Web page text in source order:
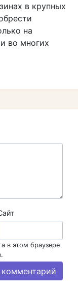
в крупных
на
во многих
в этом браузере